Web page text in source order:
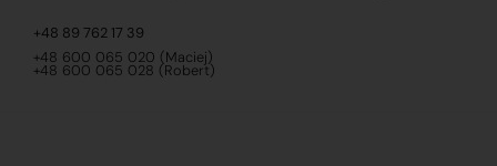
+48 89 762 17 39
+48 600 065 020 (Maciej)
+48 600 065 028 (Robert)